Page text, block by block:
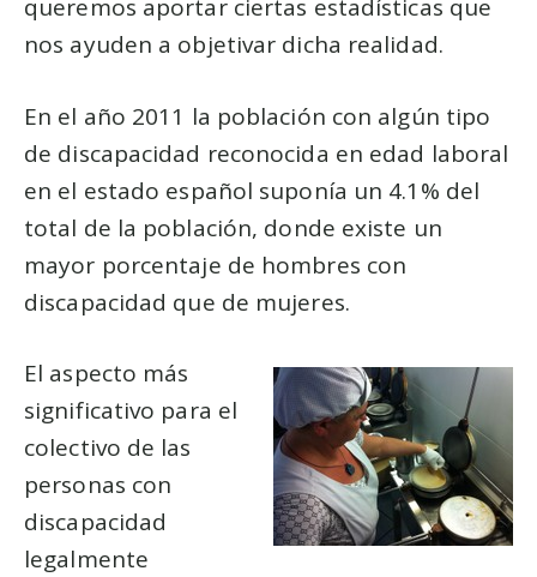
queremos aportar ciertas estadísticas que
nos ayuden a objetivar dicha realidad.
En el año 2011 la población con algún tipo
de discapacidad reconocida en edad laboral
en el estado español suponía un 4.1% del
total de la población, donde existe un
mayor porcentaje de hombres con
discapacidad que de mujeres.
El aspecto más
significativo para el
colectivo de las
personas con
discapacidad
legalmente